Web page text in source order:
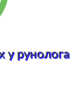
у рунолога